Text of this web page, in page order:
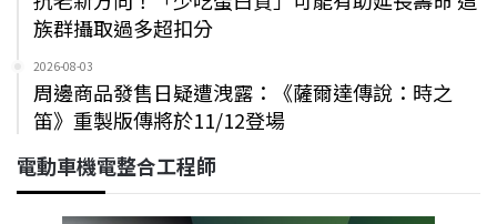
族群攝取過多超扣分
2026-08-03
周邊商品發售日疑遭洩露：《薩爾達傳說：時之
笛》重製版傳將於11/12登場
電動車機電整合工程師